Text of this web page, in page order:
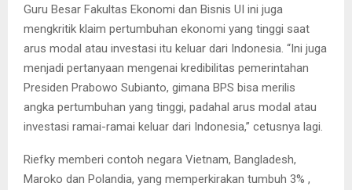
Guru Besar Fakultas Ekonomi dan Bisnis UI ini juga
mengkritik klaim pertumbuhan ekonomi yang tinggi saat
arus modal atau investasi itu keluar dari Indonesia. “Ini juga
menjadi pertanyaan mengenai kredibilitas pemerintahan
Presiden Prabowo Subianto, gimana BPS bisa merilis
angka pertumbuhan yang tinggi, padahal arus modal atau
investasi ramai-ramai keluar dari Indonesia,” cetusnya lagi.
Riefky memberi contoh negara Vietnam, Bangladesh,
Maroko dan Polandia, yang memperkirakan tumbuh 3% ,